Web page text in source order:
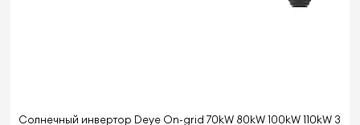
Солнечный инвертор Deye On-grid 70kW 80kW 100kW 110kW 3